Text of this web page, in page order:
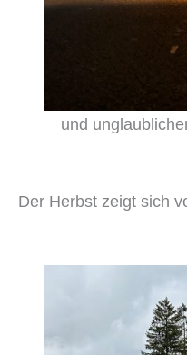
und
Der Herbst zeigt sich